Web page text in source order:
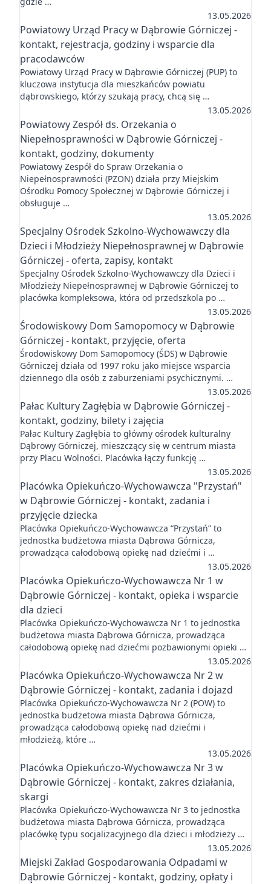
13.05.2026
Powiatowy Urząd Pracy w Dąbrowie Górniczej -
kontakt, rejestracja, godziny i wsparcie dla
pracodawców
Powiatowy Urząd Pracy w Dąbrowie Górniczej (PUP) to
kluczowa instytucja dla mieszkańców powiatu
dąbrowskiego, którzy szukają pracy, chcą się …
13.05.2026
Powiatowy Zespół ds. Orzekania o
Niepełnosprawności w Dąbrowie Górniczej -
kontakt, godziny, dokumenty
Powiatowy Zespół do Spraw Orzekania o
Niepełnosprawności (PZON) działa przy Miejskim
Ośrodku Pomocy Społecznej w Dąbrowie Górniczej i
obsługuje …
13.05.2026
Specjalny Ośrodek Szkolno-Wychowawczy dla
Dzieci i Młodzieży Niepełnosprawnej w Dąbrowie
Górniczej - oferta, zapisy, kontakt
Specjalny Ośrodek Szkolno-Wychowawczy dla Dzieci i
Młodzieży Niepełnosprawnej w Dąbrowie Górniczej to
placówka kompleksowa, która od przedszkola po …
13.05.2026
Środowiskowy Dom Samopomocy w Dąbrowie
Górniczej - kontakt, przyjęcie, oferta
Środowiskowy Dom Samopomocy (ŚDS) w Dąbrowie
Górniczej działa od 1997 roku jako miejsce wsparcia
dziennego dla osób z zaburzeniami psychicznymi. …
13.05.2026
Pałac Kultury Zagłębia w Dąbrowie Górniczej -
kontakt, godziny, bilety i zajęcia
Pałac Kultury Zagłębia to główny ośrodek kulturalny
Dąbrowy Górniczej, mieszczący się w centrum miasta
przy Placu Wolności. Placówka łączy funkcję …
13.05.2026
Placówka Opiekuńczo-Wychowawcza "Przystań"
w Dąbrowie Górniczej - kontakt, zadania i
przyjęcie dziecka
Placówka Opiekuńczo-Wychowawcza “Przystań” to
jednostka budżetowa miasta Dąbrowa Górnicza,
prowadząca całodobową opiekę nad dziećmi i …
13.05.2026
Placówka Opiekuńczo-Wychowawcza Nr 1 w
Dąbrowie Górniczej - kontakt, opieka i wsparcie
dla dzieci
Placówka Opiekuńczo-Wychowawcza Nr 1 to jednostka
budżetowa miasta Dąbrowa Górnicza, prowadząca
całodobową opiekę nad dziećmi pozbawionymi opieki …
13.05.2026
Placówka Opiekuńczo-Wychowawcza Nr 2 w
Dąbrowie Górniczej - kontakt, zadania i dojazd
Placówka Opiekuńczo-Wychowawcza Nr 2 (POW) to
jednostka budżetowa miasta Dąbrowa Górnicza,
prowadząca całodobową opiekę nad dziećmi i
młodzieżą, które …
13.05.2026
Placówka Opiekuńczo-Wychowawcza Nr 3 w
Dąbrowie Górniczej - kontakt, zakres działania,
skargi
Placówka Opiekuńczo-Wychowawcza Nr 3 to jednostka
budżetowa miasta Dąbrowa Górnicza, prowadząca
placówkę typu socjalizacyjnego dla dzieci i młodzieży …
13.05.2026
Miejski Zakład Gospodarowania Odpadami w
Dąbrowie Górniczej - kontakt, godziny, opłaty i